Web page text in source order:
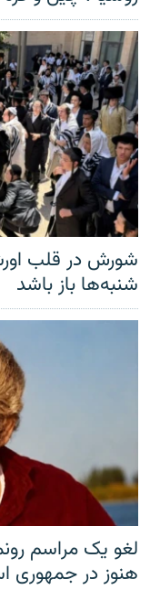
شورش در قلب
شنبه‌ها باز باشد
لغو یک مراسم
هنوز در جمهوری